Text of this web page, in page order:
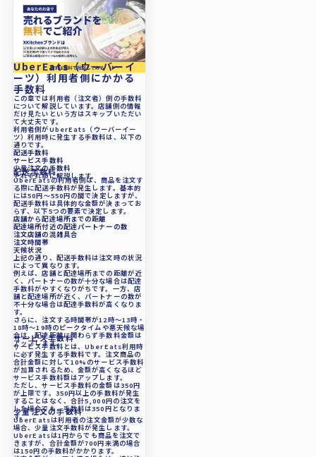
UberEats（ウーバーイ
ーツ）利用者側にかかる
手数料
この章では利用者（注文者）側の手数料
について解説しています。店舗側の情報
だけ見たいという方はスキップいただい
て大丈夫です。
利用者側がUberEats（ウーバーイー
ツ）利用時に発生する手数料は、以下の
通りです。
配送手数料
サービス手数料
少量注文の手数料
それぞれ順に解説します。
配送手数料
UberEatsの利用者側は、商品を注文す
る際に配送手数料が発生します。基本的
には50円〜550円の間で決定しますが、
配送手数料は具体的な金額が決まってお
らず、以下5つの要素で決定します。
店舗から配達場所までの距離
配達場所付近の配達パートナーの数
注文店舗の混雑具合
注文時間帯
天候状況
上記の通り、配送手数料は注文時の状況
によって異なります。
例えば、店舗と配達場所までの距離が近
く、パートナーの数が十分な場合は配達
手数料がやすくなりがちです。一方、店
舗と配達場所が近く、パートナーの数が
不十分な場合は配達手数料が高くなりま
す。
さらに、注文する時間帯が12時〜13時・
18時〜19時のピークタイムや悪天候な場
合は、配達距離に関わらず手数料金額は
アップします。
サービス手数料
サービス手数料とは、UberEats利用時
に必ず発生する手数料です。注文商品の
合計金額に対して10%のサービス手数料
が加算されるため、金額が高くなるほど
サービス手数料額はアップします。
ただし、サービス手数料の金額は350円
が上限です。350円以上の手数料が発生
することはなく、合計5,000円の注文を
した場合でも、手数料は350円となりま
す。
少量注文の手数料
UberEatsは利用者の注文金額が少数な
場合、少量注文手数料が発生します。
UberEatsは1円からでも商品を注文で
きますが、合計金額が700円未満の場合
は150円の手数料がかかります。